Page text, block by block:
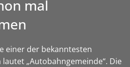
mal
einer der bekanntesten
„Autobahngemeinde“. Die